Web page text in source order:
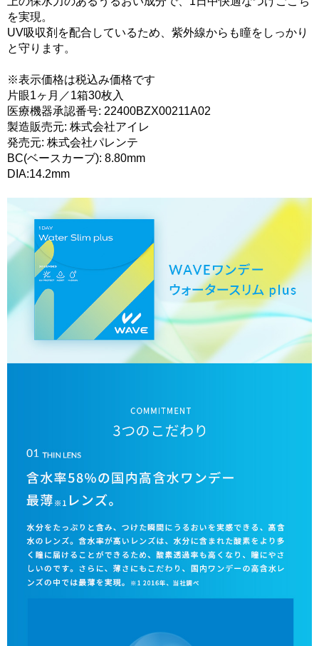
を実現。
UV吸収剤を配合しているため、紫外線からも瞳をしっかり
と守ります。
※表示価格は税込み価格です
片眼1ヶ月／1箱30枚入
医療機器承認番号: 22400BZX00211A02
製造販売元: 株式会社アイレ
発売元: 株式会社パレンテ
BC(ベースカーブ): 8.80mm
DIA:14.2mm